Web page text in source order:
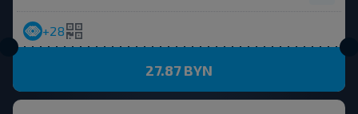
+28
27.87 BYN